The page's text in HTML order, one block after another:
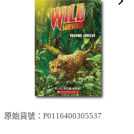
原始貨號：P0116400305537